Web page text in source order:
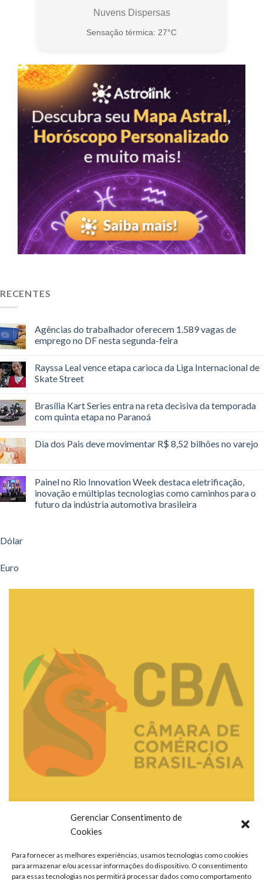
Gerenciar Consentimento de
Cookies
Para fornecer as melhores experiências, usamos tecnologias como cookies
para armazenar e/ou acessar informações do dispositivo. O consentimento
para essas tecnologias nos permitirá processar dados como comportamento
Nuvens Dispersas
Sensação térmica: 27°C
RECENTES
Agências do trabalhador oferecem 1.589 vagas de
emprego no DF nesta segunda-feira
Rayssa Leal vence etapa carioca da Liga Internacional de
Skate Street
Brasília Kart Series entra na reta decisiva da temporada
com quinta etapa no Paranoá
Dia dos Pais deve movimentar R$ 8,52 bilhões no varejo
Painel no Rio Innovation Week destaca eletrificação,
inovação e múltiplas tecnologias como caminhos para o
futuro da indústria automotiva brasileira
Dólar
Euro